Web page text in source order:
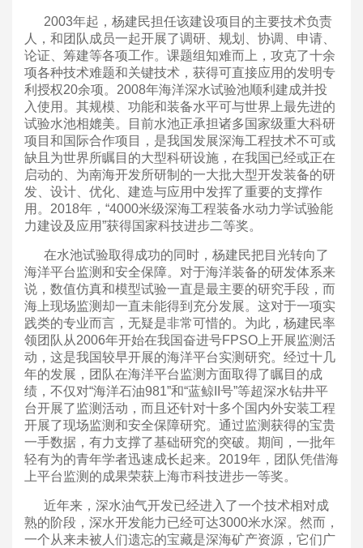
2003年起，杨建民担任该建设项目的主要技术负责
人，和团队成员一起开展了调研、规划、协调、申请、
论证、筹建等各项工作。课题组知难而上，攻克了十余
项各种技术难题和关键技术，获得可直接应用的发明专
利授权20余项。2008年海洋深水试验池顺利建成并投
入使用。其规模、功能和装备水平可与世界上最先进的
试验水池相媲美。目前水池正承担诸多国家级重大科研
项目和国际合作项目，是我国发展深海工程技术不可或
缺且为世界所瞩目的大型科研设施，在我国已经或正在
启动的、为南海开发所研制的一大批大型开发装备的研
发、设计、优化、建造与应用中发挥了重要的支撑作
用。2018年，“4000米级深海工程装备水动力学试验能
力建设及应用”获得国家科技进步二等奖。
在水池试验取得成功的同时，杨建民把目光转向了
海洋平台监测和安全保障。对于海洋装备的研发体系来
说，数值仿真和模型试验一直是最主要的研究手段，而
海上现场监测却一直未能得到充分发展。这对于一项实
践类的专业而言，无疑是非常可惜的。为此，杨建民率
领团队从2006年开始在我国奋进号FPSO上开展监测活
动，这是我国较早开展的海洋平台实测研究。经过十几
年的发展，团队在海洋平台监测方面取得了瞩目的成
绩，不仅对“海洋石油981”和“蓝鲸II号”等超深水钻井平
台开展了监测活动，而且还针对十多个国内外安装工程
开展了现场监测和安全保障研究。通过监测获得的宝贵
一手数据，有力支撑了基础研究的突破。期间，一批年
轻有为的青年学者迅速成长起来。2019年，团队凭借海
上平台监测的成果荣获上海市科技进步一等奖。
近年来，深水油气开发已经进入了一个技术相对成
熟的阶段，深水开发能力已经可达3000米水深。然而，
一个从来未被人们遗忘的宝藏是深海矿产资源，它们广